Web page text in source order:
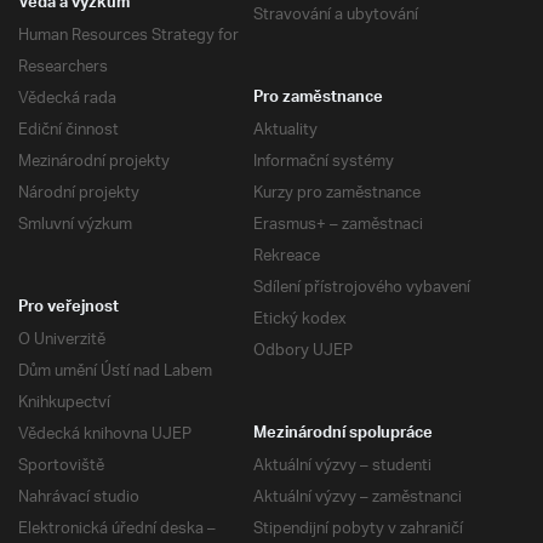
Stravování a ubytování
Human Resources Strategy for
Researchers
Vědecká rada
Ediční činnost
Mezinárodní projekty
Národní projekty
Smluvní výzkum
Pro zaměstnance
Aktuality
Informační systémy
Kurzy pro zaměstnance
Erasmus+ – zaměstnaci
Rekreace
Sdílení přístrojového vybavení
Etický kodex
Odbory UJEP
Pro veřejnost
O Univerzitě
Dům umění Ústí nad Labem
Knihkupectví
Vědecká knihovna UJEP
Sportoviště
Nahrávací studio
Elektronická úřední deska –
Mezinárodní spolupráce
Aktuální výzvy – studenti
Aktuální výzvy – zaměstnanci
Stipendijní pobyty v zahraničí